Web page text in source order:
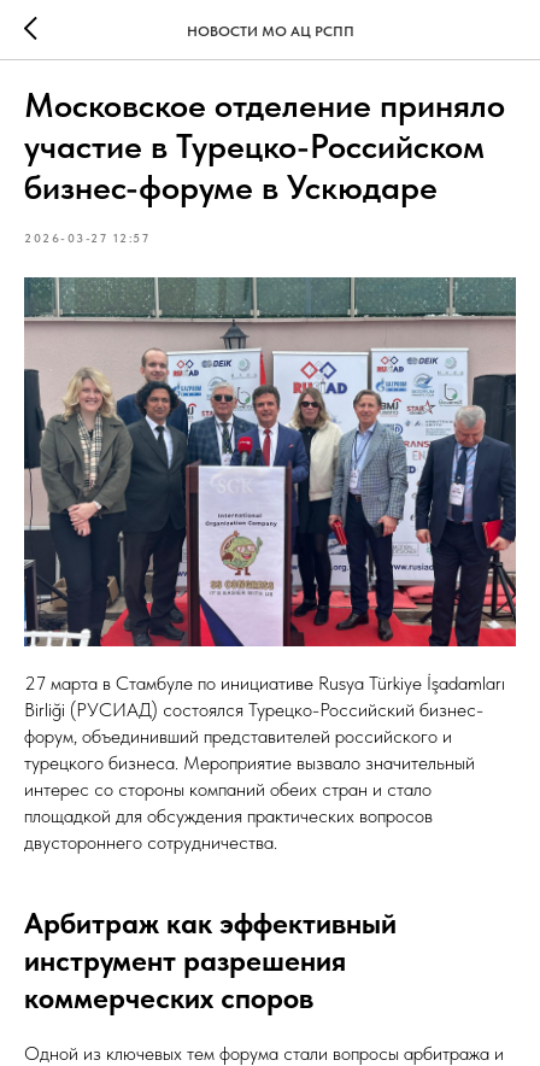
НОВОСТИ МО АЦ РСПП
Московское отделение приняло
участие в Турецко-Российском
бизнес-форуме в Ускюдаре
2026-03-27 12:57
27 марта в Стамбуле по инициативе Rusya Türkiye İşadamları
Birliği (РУСИАД) состоялся Турецко-Российский бизнес-
форум, объединивший представителей российского и
турецкого бизнеса. Мероприятие вызвало значительный
интерес со стороны компаний обеих стран и стало
площадкой для обсуждения практических вопросов
двустороннего сотрудничества.
Арбитраж как эффективный
инструмент разрешения
коммерческих споров
Одной из ключевых тем форума стали вопросы арбитража и